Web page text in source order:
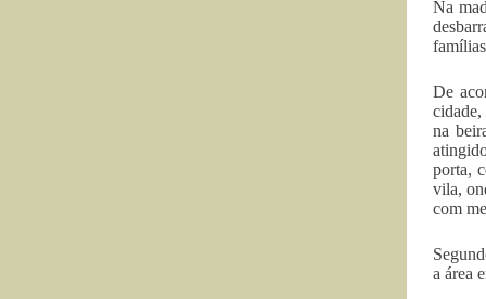
Na
De
cidade,
na
porta,
vila,
com
a área